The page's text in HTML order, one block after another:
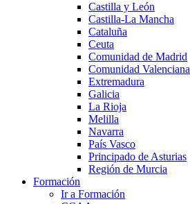
Castilla y León
Castilla-La Mancha
Cataluña
Ceuta
Comunidad de Madrid
Comunidad Valenciana
Extremadura
Galicia
La Rioja
Melilla
Navarra
País Vasco
Principado de Asturias
Región de Murcia
Formación
Ir a Formación